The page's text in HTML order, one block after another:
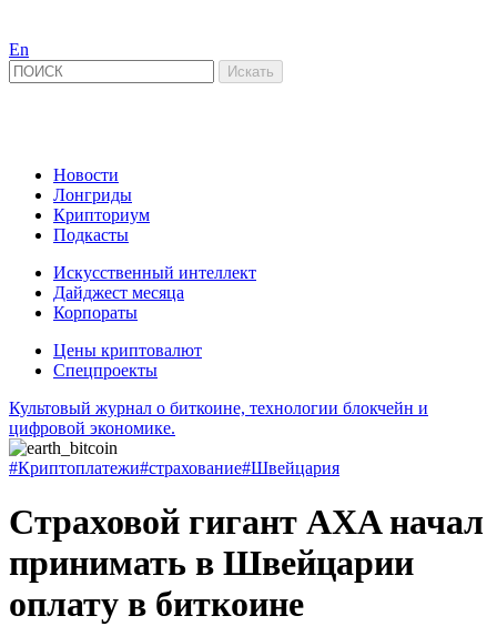
En
Новости
Лонгриды
Крипториум
Подкасты
Искусственный интеллект
Дайджест месяца
Корпораты
Цены криптовалют
Спецпроекты
Культовый журнал о биткоине, технологии блокчейн и
цифровой экономике.
#Криптоплатежи#страхование#Швейцария
Страховой гигант AXA начал
принимать в Швейцарии
оплату в биткоине